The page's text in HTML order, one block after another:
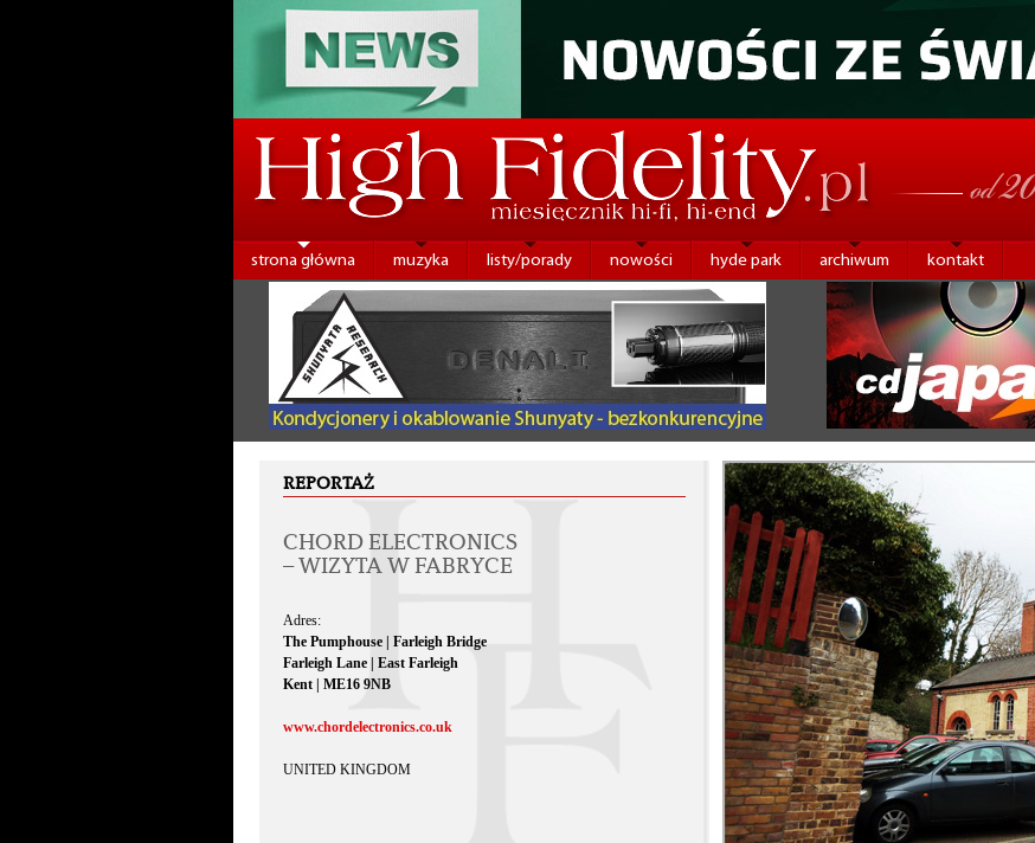
strona główna muzyka listy/porady nowości hyde park archiwum kontakt
REPORTAŻ
CHORD ELECTRONICS
– WIZYTA W FABRYCE
Adres:
The Pumphouse | Farleigh Bridge
Farleigh Lane | East Farleigh
Kent | ME16 9NB
www.chordelectronics.co.uk
UNITED KINGDOM